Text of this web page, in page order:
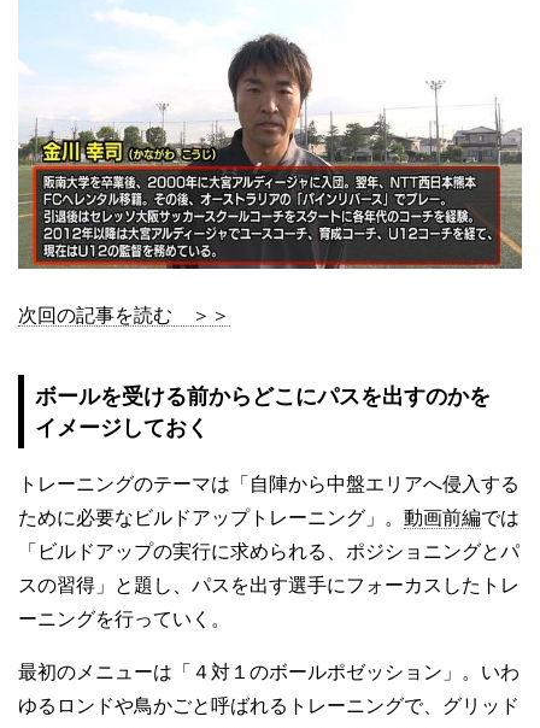
次回の記事を読む ＞＞
ボールを受ける前からどこにパスを出すのかを
イメージしておく
トレーニングのテーマは「自陣から中盤エリアへ侵入する
ために必要なビルドアップトレーニング」。 動画前編では
「ビルドアップの実行に求められる、ポジショニングとパ
スの習得」と題し、パスを出す選手にフォーカスしたトレ
ーニングを行っていく。
最初のメニューは「４対１のボールポゼッション」。いわ
ゆるロンドや鳥かごと呼ばれるトレーニングで、グリッド